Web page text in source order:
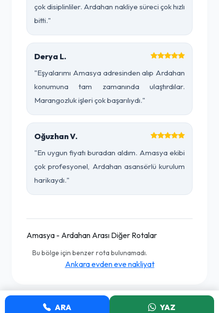
çok disiplinliler. Ardahan nakliye süreci çok hızlı
bitti."
Derya L.
"Eşyalarımı Amasya adresinden alıp Ardahan
konumuna tam zamanında ulaştırdılar.
Marangozluk işleri çok başarılıydı."
Oğuzhan V.
"En uygun fiyatı buradan aldım. Amasya ekibi
çok profesyonel, Ardahan asansörlü kurulum
harikaydı."
Amasya - Ardahan Arası Diğer Rotalar
Bu bölge için benzer rota bulunamadı.
Ankara evden eve nakliyat
ARA YAZ